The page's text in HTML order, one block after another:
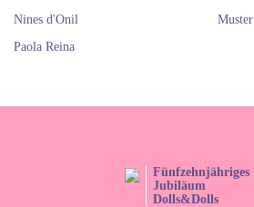
Nines d'Onil
Paola Reina
Muster
Fünfzehnjähriges
Jubiläum
Dolls&Dolls